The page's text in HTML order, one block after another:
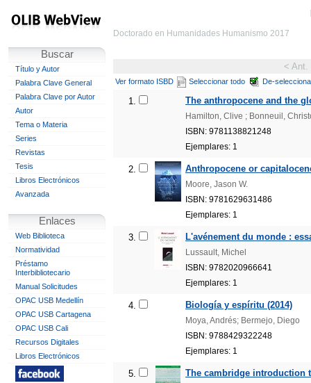
Buscar
Título y Autor
Palabra Clave General
Palabra Clave por Autor
Autor
Tema o Materia
Series
Revistas
Tesis
Libros Electrónicos
Avanzada
Enlaces
Web Biblioteca
Normatividad
Préstamo
Interbibliotecario
Manual Solicitudes
OPAC USB Medellín
OPAC USB Cartagena
OPAC USB Cali
Recursos Digitales
Libros Electrónicos
Doctorado en Humanidades Humanismo 2017
< Ant.
Ver formato ISBD Seleccionar todo De-
1. The anthropocene and the
Hamilton, Clive ; Bonneuil,
ISBN: 9781138821248
Ejemplares: 1
2. Anthropocene or
Moore, Jason W.
ISBN: 9781629631486
Ejemplares: 1
3. L'avénement du monde :
Lussault, Michel
ISBN: 9782020966641
Ejemplares: 1
4. Biología y espíritu (2014)
Moya, Andrés; Bermejo, Diego
ISBN: 9788429322248
Ejemplares: 1
5. The cambridge introduction